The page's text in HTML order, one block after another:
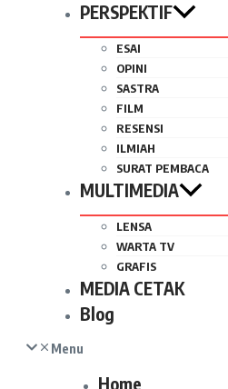
PERSPEKTIF
ESAI
OPINI
SASTRA
FILM
RESENSI
ILMIAH
SURAT PEMBACA
MULTIMEDIA
LENSA
WARTA TV
GRAFIS
MEDIA CETAK
Blog
Menu
Home